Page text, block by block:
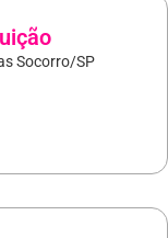
Socorro/SP